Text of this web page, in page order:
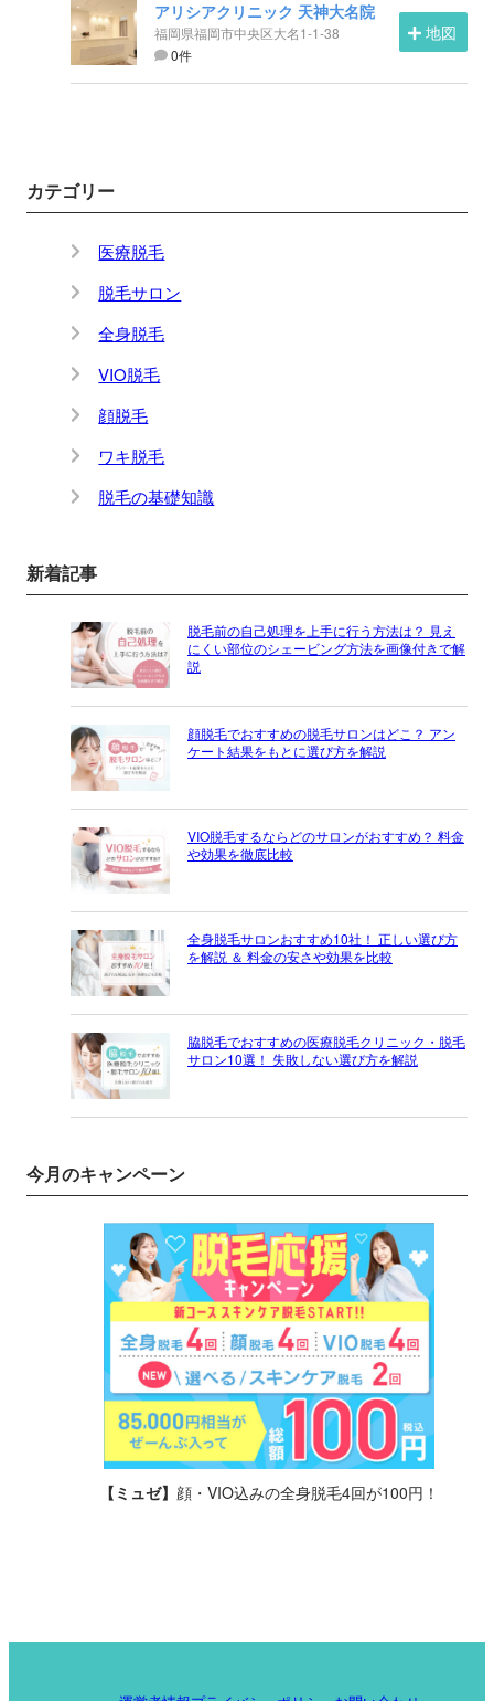
アリシアクリニック 天神大名院
福岡県福岡市中央区大名1-1-38
0件
地図
カテゴリー
医療脱毛
脱毛サロン
全身脱毛
VIO脱毛
顔脱毛
ワキ脱毛
脱毛の基礎知識
新着記事
脱毛前の自己処理を上手に行う方法は？ 見え
にくい部位のシェービング方法を画像付きで解
説
顔脱毛でおすすめの脱毛サロンはどこ？ アン
ケート結果をもとに選び方を解説
VIO脱毛するならどのサロンがおすすめ？ 料金
や効果を徹底比較
全身脱毛サロンおすすめ10社！ 正しい選び方
を解説 ＆ 料金の安さや効果を比較
脇脱毛でおすすめの医療脱毛クリニック・脱毛
サロン10選！ 失敗しない選び方を解説
今月のキャンペーン
【ミュゼ】 顔・VIO込みの全身脱毛4回が100円！